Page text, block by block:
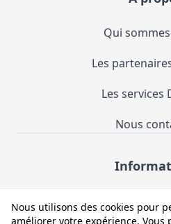
Nous utilisons des cookies pour
améliorer votre expérience. Vous
Qui
Les
Les services
Nous
Demande de